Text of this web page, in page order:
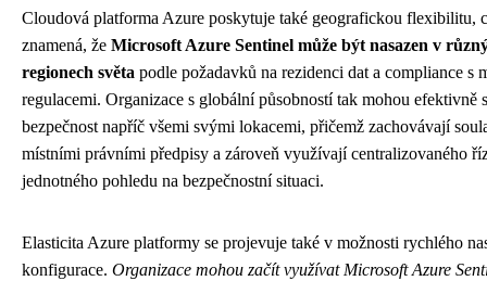
Cloudová platforma Azure poskytuje také geografickou flexibilitu,
znamená, že Microsoft Azure Sentinel může být nasazen v
regionech světa podle požadavků na rezidenci dat a compliance s
regulacemi. Organizace s globální působností tak mohou efektivně
bezpečnost napříč všemi svými lokacemi, přičemž zachovávají
místními právními předpisy a zároveň využívají centralizovaného
jednotného pohledu na bezpečnostní situaci.
Elasticita Azure platformy se projevuje také v možnosti rychlého
konfigurace. Organizace mohou začít využívat Microsoft Azure